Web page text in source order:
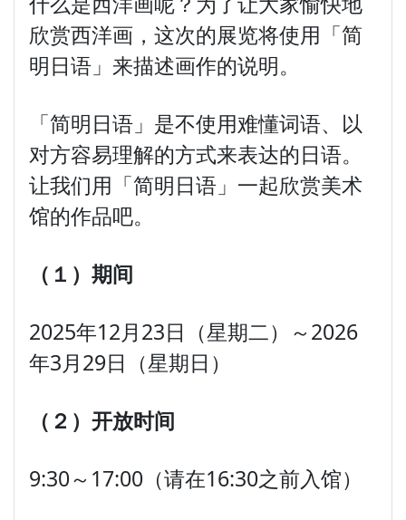
欣赏西洋画，这次的展览将使用「简
明日语」来描述画作的说明。
「简明日语」是不使用难懂词语、以
对方容易理解的方式来表达的日语。
让我们用「简明日语」一起欣赏美术
馆的作品吧。
（１）期间
2025年12月23日（星期二）～2026
年3月29日（星期日）
（２） 开放时间
9:30～17:00（请在16:30之前入馆）